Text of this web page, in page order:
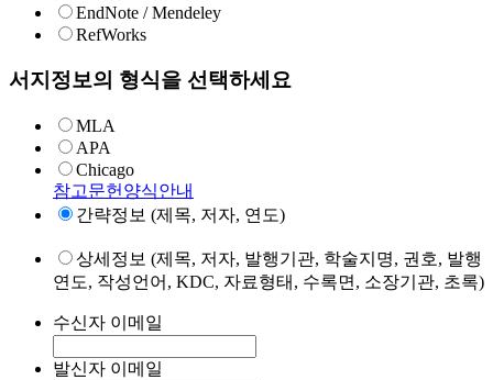
EndNote / Mendeley
RefWorks
서지정보의 형식을 선택하세요
MLA
APA
Chicago
참고문헌양식안내
간략정보 (제목, 저자, 연도)
상세정보 (제목, 저자, 발행기관, 학술지명, 권호, 발행
연도, 작성언어, KDC, 자료형태, 수록면, 소장기관, 초록)
수신자 이메일
발신자 이메일